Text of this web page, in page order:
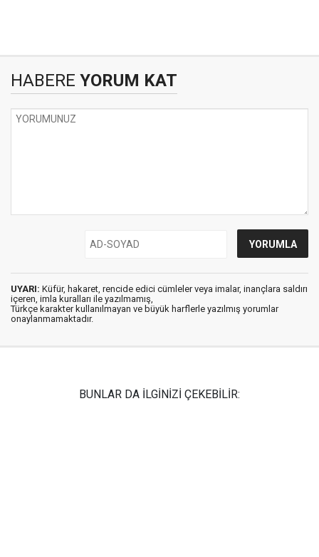
HABERE YORUM KAT
UYARI: Küfür, hakaret, rencide edici cümleler veya imalar, inançlara saldırı
içeren, imla kuralları ile yazılmamış,
Türkçe karakter kullanılmayan ve büyük harflerle yazılmış yorumlar
onaylanmamaktadır.
BUNLAR DA İLGİNİZİ ÇEKEBİLİR: